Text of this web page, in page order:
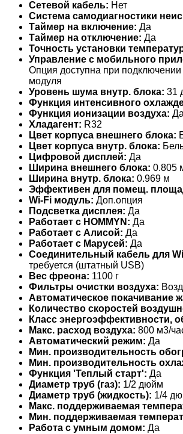
Сетевой кабель: Нет
Система самодиагностики
Таймер на включение: Да
Таймер на отключение: Да
Точность установки
Управление c мобильного
Опция доступна при
модуля
Уровень шума внутр. блока: 31
Функция интенсивного
Функция ионизации воздуха: Да
Хладагент: R32
Цвет корпуса внешнего блока:
Цвет корпуса внутр. блока:
Цифровой дисплей: Да
Ширина внешнего блока: 0.805
Ширина внутр. блока: 0.969 м
Эффективен для помещ.
Wi-Fi модуль: Доп.опция
Подсветка дисплея: Да
Работает с HOMMYN: Да
Работает с Алисой: Да
Работает с Марусей: Да
Соединительный кабель для
требуется (штатный USB)
Вес фреона: 1100 г
Фильтры очистки воздуха:
Автоматическое покачивание
Количество скоростей
Класс энергоэффективности,
Макс. расход воздуха: 800 м3/
Автоматический режим: Да
Мин. производительность
Мин. производительность
Функция 'Теплый старт': Да
Диаметр труб (газ): 1/2 дюйм
Диаметр труб (жидкость): 1/4
Макс. поддерживаемая
Мин. поддерживаемая
Работа с умным домом: Да